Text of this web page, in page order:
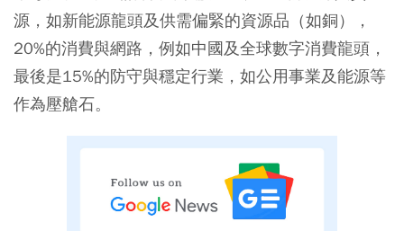
源，如新能源龍頭及供需偏緊的資源品（如銅），
20%的消費與網路，例如中國及全球數字消費龍頭，
最後是15%的防守與穩定行業，如公用事業及能源等
作為壓艙石。